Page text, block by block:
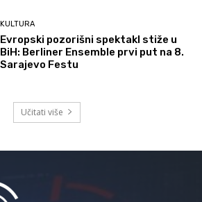
KULTURA
Evropski pozorišni spektakl stiže u
BiH: Berliner Ensemble prvi put na 8.
Sarajevo Festu
Učitati više